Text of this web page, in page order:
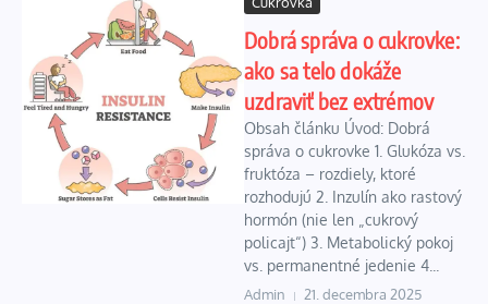
Dobrá správa o cukrovke:
ako sa telo dokáže
uzdraviť bez extrémov
Obsah článku Úvod: Dobrá
správa o cukrovke 1. Glukóza vs.
fruktóza – rozdiely, ktoré
rozhodujú 2. Inzulín ako rastový
hormón (nie len „cukrový
policajt“) 3. Metabolický pokoj
vs. permanentné jedenie 4...
Admin 21. decembra 2025